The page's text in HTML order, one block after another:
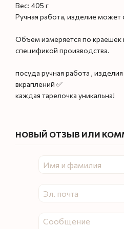
Вес: 405 г
Ручная работа, изделие может
Объем измеряется по краешек
спецификой производства.
посуда ручная работа ,
вкраплений ✅
каждая тарелочка уникальна!
НОВЫЙ ОТЗЫВ ИЛИ